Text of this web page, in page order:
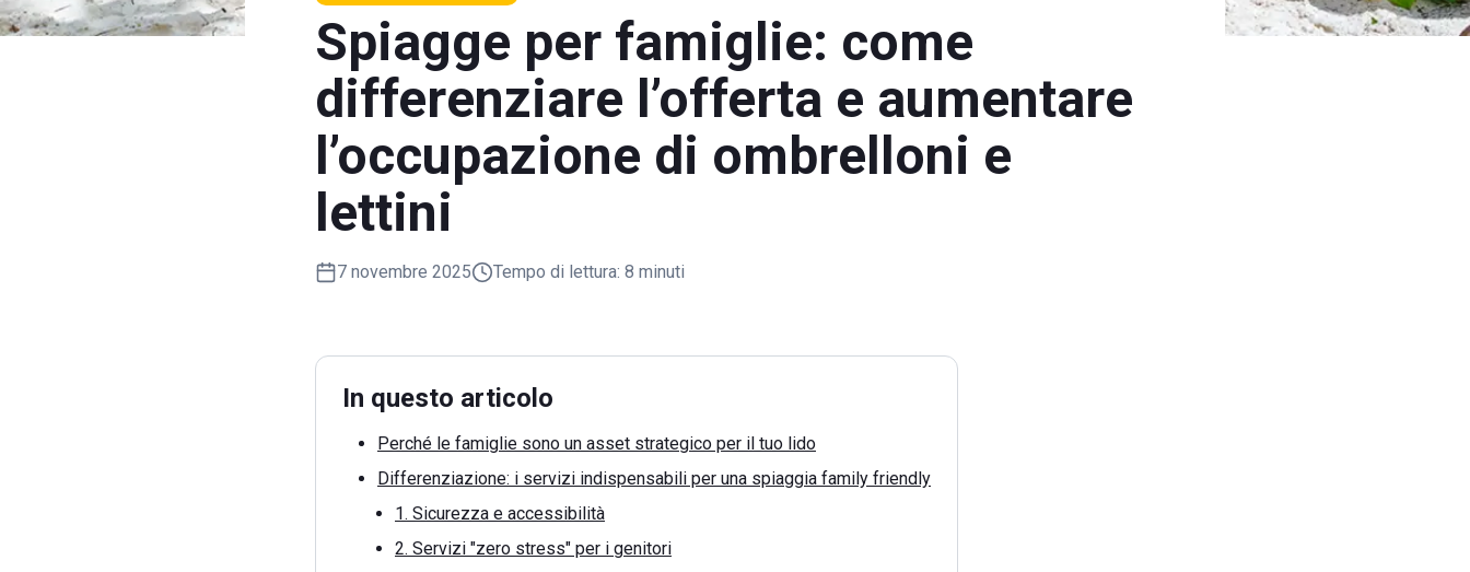
Spiagge per famiglie: come
differenziare l’offerta e aumentare
l’occupazione di ombrelloni e
lettini
7 novembre 2025 Tempo di lettura: 8 minuti
In questo articolo
Perché le famiglie sono un asset strategico per il tuo lido
Differenziazione: i servizi indispensabili per una spiaggia family friendly
1. Sicurezza e accessibilità
2. Servizi "zero stress" per i genitori